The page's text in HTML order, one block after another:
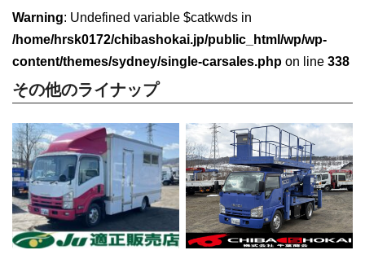
Warning: Undefined variable $catkwds in
/home/hrsk0172/chibashokai.jp/public_html/wp/wp-
content/themes/sydney/single-carsales.php on line 338
その他のライナップ